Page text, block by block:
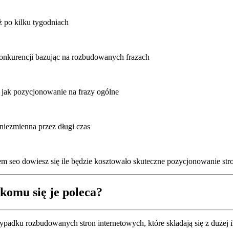
po kilku tygodniach
bazując na rozbudowanych frazach
pozycjonowanie na frazy ogólne
przez długi czas
seo dowiesz się ile będzie kosztowało skuteczne pozycjonowanie
się je poleca?
rozbudowanych stron internetowych, które składają się z